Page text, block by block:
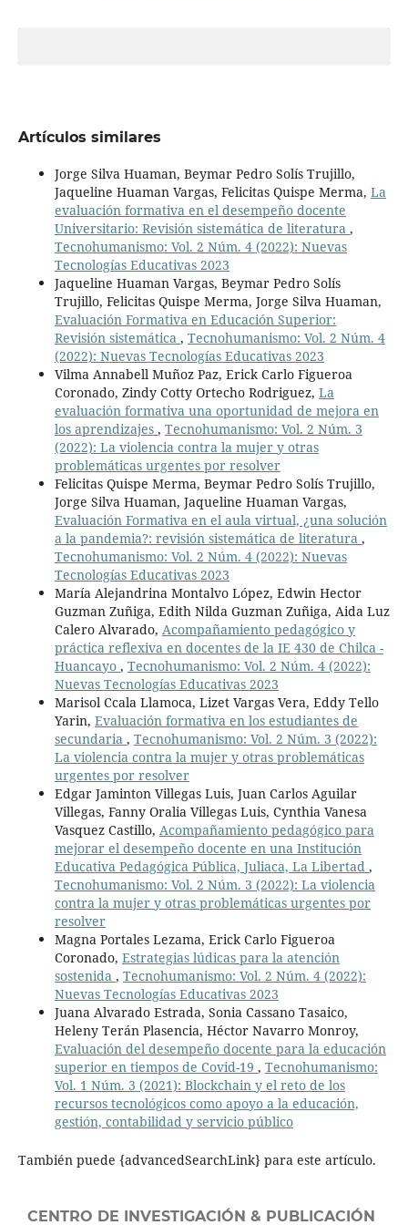
Artículos similares
Jorge Silva Huaman, Beymar Pedro Solís Trujillo,
Jaqueline Huaman Vargas, Felicitas Quispe Merma, La
evaluación formativa en el desempeño docente
Universitario: Revisión sistemática de literatura ,
Tecnohumanismo: Vol. 2 Núm. 4 (2022): Nuevas
Tecnologías Educativas 2023
Jaqueline Huaman Vargas, Beymar Pedro Solís
Trujillo, Felicitas Quispe Merma, Jorge Silva Huaman,
Evaluación Formativa en Educación Superior:
Revisión sistemática , Tecnohumanismo: Vol. 2 Núm. 4
(2022): Nuevas Tecnologías Educativas 2023
Vilma Annabell Muñoz Paz, Erick Carlo Figueroa
Coronado, Zindy Cotty Ortecho Rodriguez, La
evaluación formativa una oportunidad de mejora en
los aprendizajes , Tecnohumanismo: Vol. 2 Núm. 3
(2022): La violencia contra la mujer y otras
problemáticas urgentes por resolver
Felicitas Quispe Merma, Beymar Pedro Solís Trujillo,
Jorge Silva Huaman, Jaqueline Huaman Vargas,
Evaluación Formativa en el aula virtual, ¿una solución
a la pandemia?: revisión sistemática de literatura ,
Tecnohumanismo: Vol. 2 Núm. 4 (2022): Nuevas
Tecnologías Educativas 2023
María Alejandrina Montalvo López, Edwin Hector
Guzman Zuñiga, Edith Nilda Guzman Zuñiga, Aida Luz
Calero Alvarado, Acompañamiento pedagógico y
práctica reflexiva en docentes de la IE 430 de Chilca -
Huancayo , Tecnohumanismo: Vol. 2 Núm. 4 (2022):
Nuevas Tecnologías Educativas 2023
Marisol Ccala Llamoca, Lizet Vargas Vera, Eddy Tello
Yarin, Evaluación formativa en los estudiantes de
secundaria , Tecnohumanismo: Vol. 2 Núm. 3 (2022):
La violencia contra la mujer y otras problemáticas
urgentes por resolver
Edgar Jaminton Villegas Luis, Juan Carlos Aguilar
Villegas, Fanny Oralia Villegas Luis, Cynthia Vanesa
Vasquez Castillo, Acompañamiento pedagógico para
mejorar el desempeño docente en una Institución
Educativa Pedagógica Pública, Juliaca, La Libertad ,
Tecnohumanismo: Vol. 2 Núm. 3 (2022): La violencia
contra la mujer y otras problemáticas urgentes por
resolver
Magna Portales Lezama, Erick Carlo Figueroa
Coronado, Estrategias lúdicas para la atención
sostenida , Tecnohumanismo: Vol. 2 Núm. 4 (2022):
Nuevas Tecnologías Educativas 2023
Juana Alvarado Estrada, Sonia Cassano Tasaico,
Heleny Terán Plasencia, Héctor Navarro Monroy,
Evaluación del desempeño docente para la educación
superior en tiempos de Covid-19 , Tecnohumanismo:
Vol. 1 Núm. 3 (2021): Blockchain y el reto de los
recursos tecnológicos como apoyo a la educación,
gestión, contabilidad y servicio público
También puede {advancedSearchLink} para este artículo.
CENTRO DE INVESTIGACIÓN & PUBLICACIÓN